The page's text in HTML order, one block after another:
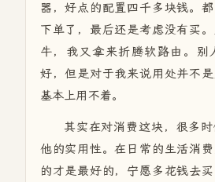
器，好点的配置四千多块钱。
下单了，最后还是考虑没有买
牛，我又拿来折腾软路由。别
好，但是对于我来说用处并不
基本上用不着。
其实在对消费这块，很多
他的实用性。在日常的生活消
的才是最好的，宁愿多花钱去